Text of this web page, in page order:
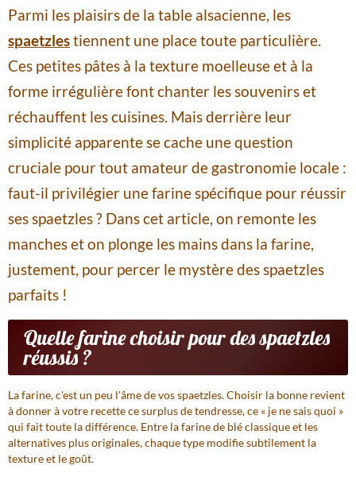
Parmi les plaisirs de la table alsacienne, les
spaetzlestiennent une place toute particulière.
Ces petites pâtes à la texture moelleuse et à la
forme irrégulière font chanter les souvenirs et
réchauffent les cuisines. Mais derrière leur
simplicité apparente se cache une question
cruciale pour tout amateur de gastronomie locale :
faut-il privilégier une farine spécifique pour réussir
ses spaetzles ? Dans cet article, on remonte les
manches et on plonge les mains dans la farine,
justement, pour percer le mystère des spaetzles
parfaits !
Quelle farine choisir pour des spaetzles
réussis ?
La farine, c'est un peu l'âme de vos spaetzles.Choisir la bonne revient
à donner à votre recette ce surplus de tendresse, ce « je ne sais quoi »
qui fait toute la différence. Entre la farine de blé classique et les
alternatives plus originales, chaque type modifie subtilement la
texture et le goût.